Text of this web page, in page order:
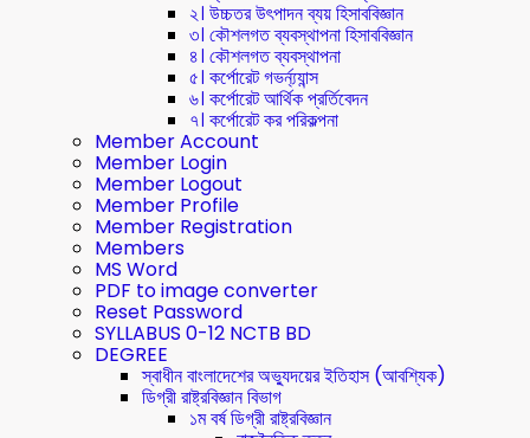
২। উচ্চতর উৎপাদন ব্যয় হিসাববিজ্ঞান
৩। কৌশলগত ব্যবস্থাপনা হিসাববিজ্ঞান
৪। কৌশলগত ব্যবস্থাপনা
৫। কর্পোরেট গভর্ন্য্যান্স
৬। কর্পোরেট আর্থিক প্রর্তিবেদন
৭। কর্পোরেট কর পরিকল্পনা
Member Account
Member Login
Member Logout
Member Profile
Member Registration
Members
MS Word
PDF to image converter
Reset Password
SYLLABUS 0-12 NCTB BD
DEGREE
স্বাধীন বাংলাদেশের অভ্যুদয়ের ইতিহাস (আবশ্যিক)
ডিগ্রী রাষ্ট্রবিজ্ঞান বিভাগ
১ম বর্ষ ডিগ্রী রাষ্ট্রবিজ্ঞান